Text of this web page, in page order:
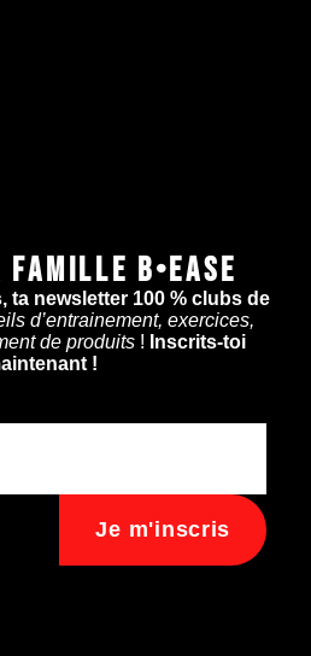
FAMILLE B•EASE
ta newsletter 100 % clubs de
d’entrainement, exercices,
de produits! Inscrits-toi
!
Je m'inscris